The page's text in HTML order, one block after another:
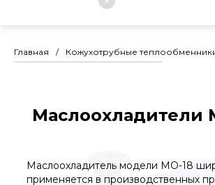
Главная / Кожухотрубные
Маслоохладители
Маслоохладитель модели МО-18
применяется в производственных